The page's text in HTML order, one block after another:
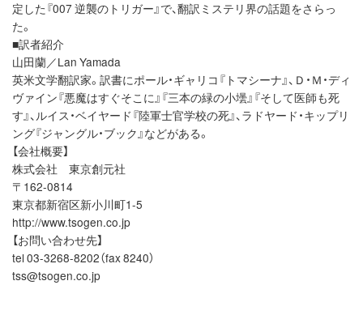
定した『007 逆襲のトリガー』で、翻訳ミステリ界の話題をさらっ
た。
■訳者紹介
山田蘭／Lan Yamada
英米文学翻訳家。訳書にポール・ギャリコ『トマシーナ』、Ｄ・Ｍ・ディ
ヴァイン『悪魔はすぐそこに』『三本の緑の小壜』『そして医師も死
す』、ルイス・ベイヤード『陸軍士官学校の死』、ラドヤード・キップリ
ング『ジャングル・ブック』などがある。
【会社概要】
株式会社 東京創元社
〒162-0814
東京都新宿区新小川町1-5
http://www.tsogen.co.jp
【お問い合わせ先】
tel 03-3268-8202（fax 8240）
tss@tsogen.co.jp